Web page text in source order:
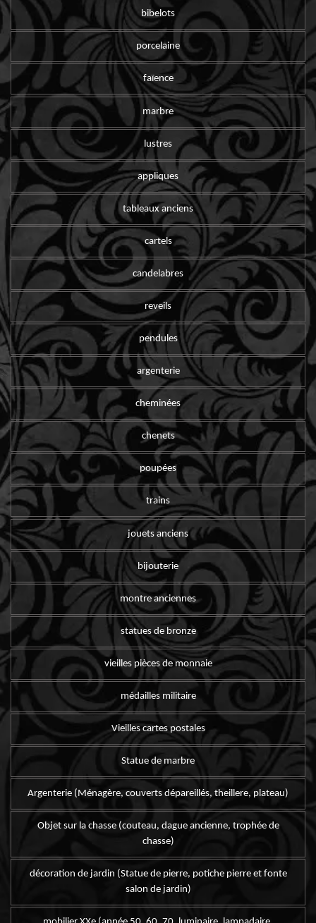
bibelots
porcelaine
faïence
marbre
lustres
appliques
tableaux anciens
cartels
candelabres
reveils
pendules
argenterie
cheminées
chenets
poupées
trains
jouets anciens
bijouterie
montre anciennes
statues de bronze
vieilles pièces de monnaie
médailles militaire
Vieilles cartes postales
Statue de marbre
Argenterie (Ménagère, couverts dépareillés, theillere, plateau)
Objet sur la chasse (couteau, dague ancienne, trophée de
chasse)
décoration de jardin (Statue de pierre, potiche pierre et fonte
salon de jardin)